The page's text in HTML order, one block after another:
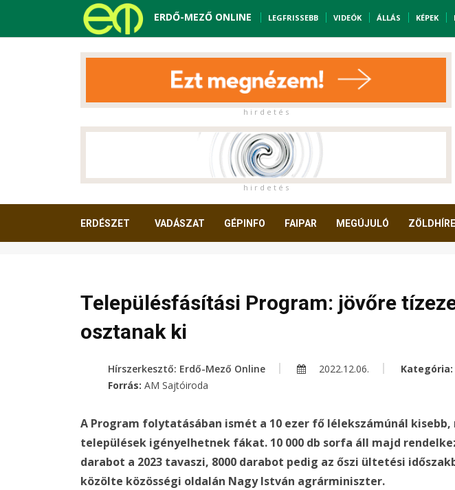
ERDŐ-MEZŐ ONLINE LEGFRISSEBB VIDEÓK ÁLLÁS KÉPEK
h i r d e t é s
h i r d e t é s
ERDÉSZET VADÁSZAT GÉPINFO FAIPAR MEGÚJULÓ
Településfásítási Program: jövőre
osztanak ki
Hírszerkesztő: Erdő-Mező Online 2022.12.06. Kategória:
Forrás: AM Sajtóiroda
A Program folytatásában ismét a 10 ezer fő lélekszámúnál
települések igényelhetnek fákat. 10 000 db sorfa áll majd
darabot a 2023 tavaszi, 8000 darabot pedig az őszi ültetési
közölte közösségi oldalán Nagy István agrárminiszter.